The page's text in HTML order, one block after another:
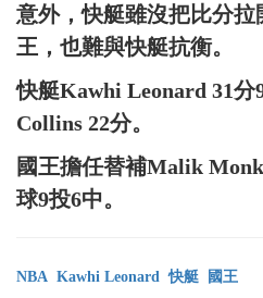
意外，快艇雖沒把比分拉
王，也難與快艇抗衡。
快艇Kawhi Leonard 31分
Collins 22分。
國王擔任替補Malik
球9投6中。
NBA Kawhi Leonard 快艇 國王